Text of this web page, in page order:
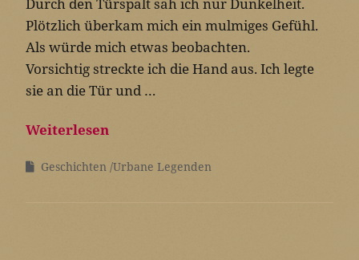
Durch den Türspalt sah ich nur Dunkelheit.
Plötzlich überkam mich ein mulmiges Gefühl.
Als würde mich etwas beobachten.
Vorsichtig streckte ich die Hand aus. Ich legte
sie an die Tür und …
Weiterlesen
Geschichten Urbane Legenden